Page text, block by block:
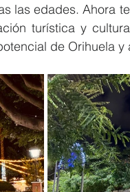
las edades. Ahora
turística y
de Orihuela